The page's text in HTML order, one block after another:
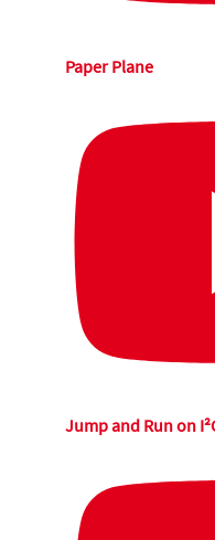
Paper Plane
Jump and Run on